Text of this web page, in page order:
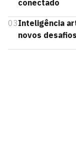
conectado
03Inteligência
novos desafios